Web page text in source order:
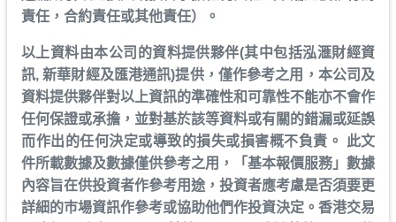
責任，合約責任或其他責任）。
以上資料由本公司的資料提供夥伴(其中包括泓滙財經資
訊, 新華財經及匯港通訊)提供，僅作參考之用，本公司及
資料提供夥伴對以上資訊的準確性和可靠性不能亦不會作
任何保證或承擔，並對基於該等資料或有關的錯漏或延誤
而作出的任何決定或導致的損失或損害概不負責。 此文
件所載數據及數據僅供參考之用，「基本報價服務」數據
內容旨在供投資者作參考用途，投資者應考慮是否須要更
詳細的巿場資訊作參考或協助他們作投資決定。香港交易